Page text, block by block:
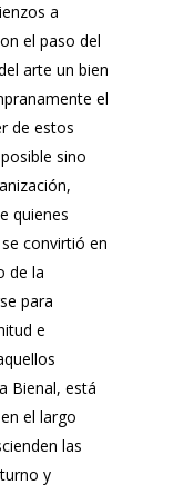
a
el paso del
arte un bien
el
de estos
sino
quienes
convirtió en
de la
para
e
Bienal, está
el largo
las
y